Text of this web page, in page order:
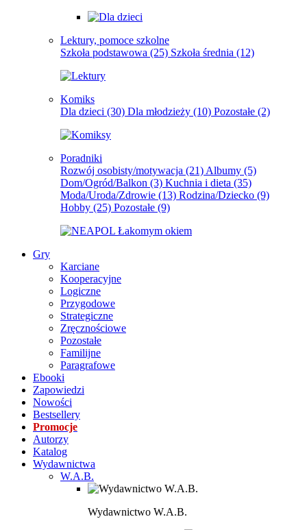
Lektury, pomoce szkolne
Szkoła podstawowa (25) Szkoła średnia (12)
Komiks
Dla dzieci (30) Dla młodzieży (10) Pozostałe (2)
Poradniki
Rozwój osobisty/motywacja (21) Albumy (5)
Dom/Ogród/Balkon (3) Kuchnia i dieta (35)
Moda/Uroda/Zdrowie (13) Rodzina/Dziecko (9)
Hobby (25) Pozostałe (9)
Gry
Karciane
Kooperacyjne
Logiczne
Przygodowe
Strategiczne
Zręcznościowe
Pozostałe
Familijne
Paragrafowe
Ebooki
Zapowiedzi
Nowości
Bestsellery
Promocje
Autorzy
Katalog
Wydawnictwa
W.A.B.
Wydawnictwo W.A.B.